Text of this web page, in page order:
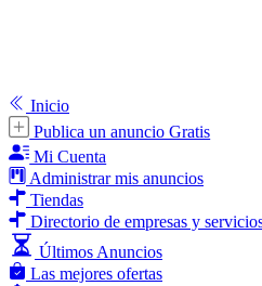
Inicio
Publica un anuncio Gratis
Mi Cuenta
Administrar mis anuncios
Tiendas
Directorio de empresas y
Últimos Anuncios
Las mejores ofertas